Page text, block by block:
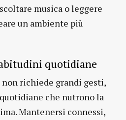
musica o leggere
un ambiente più
quotidiane
richiede grandi gesti,
che nutrono la
Mantenersi connessi,